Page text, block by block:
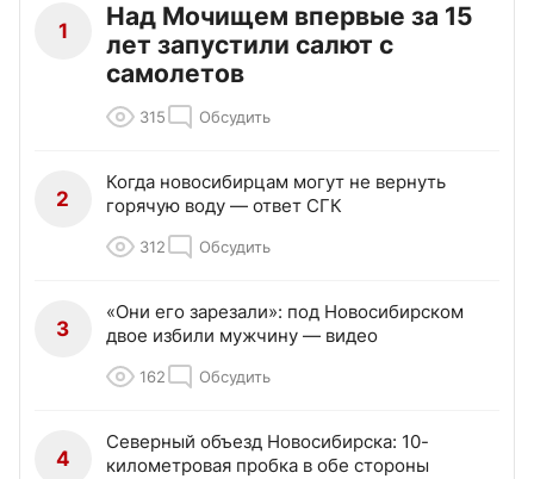
1
Над Мочищем впервые за 15
лет запустили салют с
самолетов
315 Обсудить
2
Когда новосибирцам могут не вернуть
горячую воду — ответ СГК
312 Обсудить
3
«Они его зарезали»: под Новосибирском
двое избили мужчину — видео
162 Обсудить
4
Северный объезд Новосибирска: 10-
километровая пробка в обе стороны